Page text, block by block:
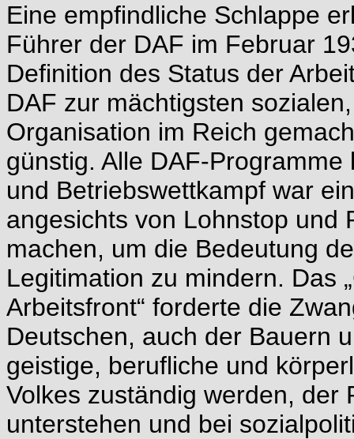
Eine empfindliche Schlappe
Führer der DAF im Februar
Definition des Status der
DAF zur mächtigsten
Organisation im Reich
günstig. Alle DAF-
und Betriebswettkampf war
angesichts von Lohnstop und
machen, um die Bedeutung
Legitimation zu mindern. Das
Arbeitsfront“ forderte die
Deutschen, auch der Bauern
geistige, berufliche und
Volkes zuständig werden, der
unterstehen und bei